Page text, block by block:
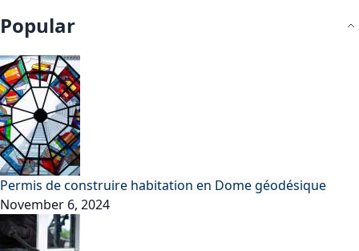
Popular
Permis de construire habitation en Dome géodésique
November 6, 2024